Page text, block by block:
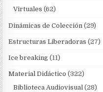
Virtuales (62)
Dinámicas de Colección (29)
Estructuras Liberadoras (27)
Ice breaking (11)
Material Didáctico (322)
Biblioteca Audiovisual (28)